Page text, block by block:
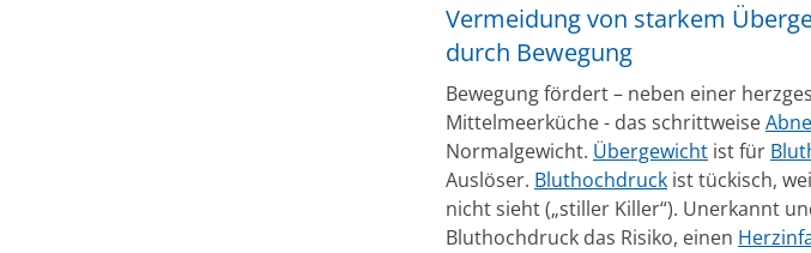
Vermeidung von starkem
durch Bewegung
Bewegung fördert – neben einer
Mittelmeerküche - das schrittweise
Normalgewicht. Übergewicht ist für
Auslöser. Bluthochdruck ist tückisch,
nicht sieht („stiller Killer“). Unerkannt
Bluthochdruck das Risiko, einen